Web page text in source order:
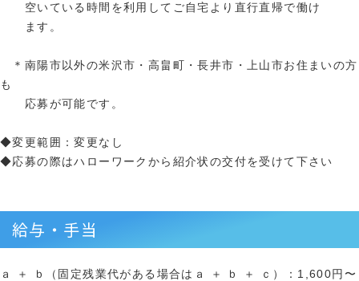
空いている時間を利用してご自宅より直行直帰で働け
ます。
＊南陽市以外の米沢市・高畠町・長井市・上山市お住まいの方
も
応募が可能です。
◆変更範囲：変更なし
◆応募の際はハローワークから紹介状の交付を受けて下さい
給与・手当
ａ ＋ ｂ（固定残業代がある場合はａ ＋ ｂ ＋ ｃ）：1,600円〜